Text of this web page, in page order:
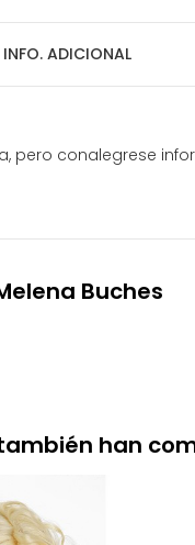
INFO. ADICIONAL
pero conalegrese
Buches
han